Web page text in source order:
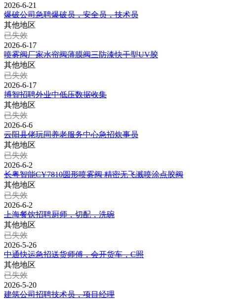
2026-6-21
爆破公司急聘爆破员，安全员，技术员
其他地区
已失效
2026-6-17
喷雾阀厂家水帘阀薄膜阀三防漆快干型UV胶
其他地区
已失效
2026-6-17
博智招聘外业中低压数据收集
其他地区
已失效
2026-6-6
云阳县佬玩同养老服务中心急招炊事员
其他地区
已失效
2026-6-2
长粤智能CY7810圆形喷雾阀 精密无飞溅喷涂点胶阀
其他地区
已失效
2026-6-2
上海餐饮招聘厨师，切配，洗碗
其他地区
已失效
2026-5-26
中通快运急招送货师傅，会开货车，C照
其他地区
已失效
2026-5-20
建筑公司招聘技术员，项目经理